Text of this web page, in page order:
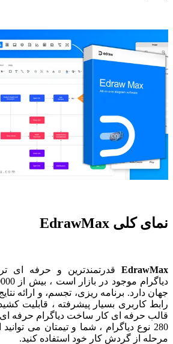
نمای کلی EdrawMax
EdrawMax قدرتمندترین و حرفه ای
جهان دارد. برنامه ریزی، تجسم، و ارائه
رابط کاربری بسیار پیشرفته ، قابلیت
قالب حرفه ای کار ساخت دیاگرام حرفه ای
280 نوع دیاگرام ، شما و تیمتان می توانید از
مرحله از گردش کار خود استفاده کنید.